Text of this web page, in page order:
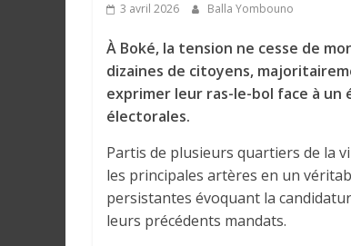
3 avril 2026 Balla Yombouno
À Boké, la tension ne cesse de
dizaines de citoyens,
exprimer leur ras-le-bol face à
électorales.
Partis de plusieurs quartiers de la
les principales artères en un
persistantes évoquant la
leurs précédents mandats.